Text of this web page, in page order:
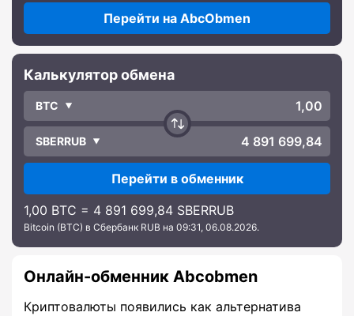
Перейти на AbcObmen
Калькулятор обмена
BTC
SBERRUB
Перейти в обменник
1,00 BTC = 4 891 699,84 SBERRUB
Bitcoin (BTC) в Сбербанк RUB на 09:31, 06.08.2026.
Онлайн-обменник Abcobmen
Криптовалюты появились как альтернатива